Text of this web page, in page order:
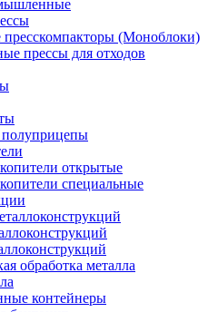
(Моноблоки)
прессы для отходов
открытые
специальные
обработка металла
контейнеры